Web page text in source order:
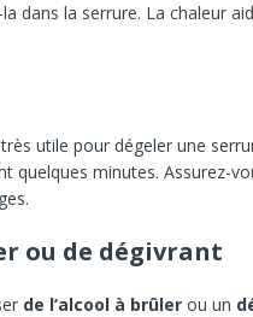
dans la serrure. La chaleur
très utile pour dégeler une
quelques minutes. Assurez-
ou de dégivrant
de l’alcool à brûler ou un